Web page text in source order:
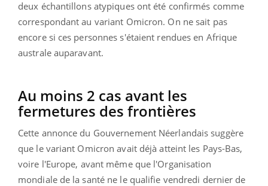
deux échantillons atypiques ont été confirmés comme
correspondant au variant Omicron. On ne sait pas
encore si ces personnes s'étaient rendues en Afrique
australe auparavant.
Au moins 2 cas avant les
fermetures des frontières
Cette annonce du Gouvernement Néerlandais suggère
que le variant Omicron avait déjà atteint les Pays-Bas,
voire l'Europe, avant même que l'Organisation
mondiale de la santé ne le qualifie vendredi dernier de